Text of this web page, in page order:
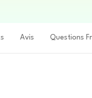
Avis Questions